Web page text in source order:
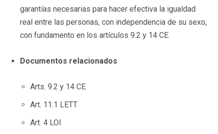
garantías necesarias para hacer efectiva la igualdad
real entre las personas, con independencia de su sexo,
con fundamento en los artículos 9.2 y 14 CE.
Documentos relacionados
Arts. 9.2 y 14 CE
Art. 11.1 LETT
Art. 4 LOI